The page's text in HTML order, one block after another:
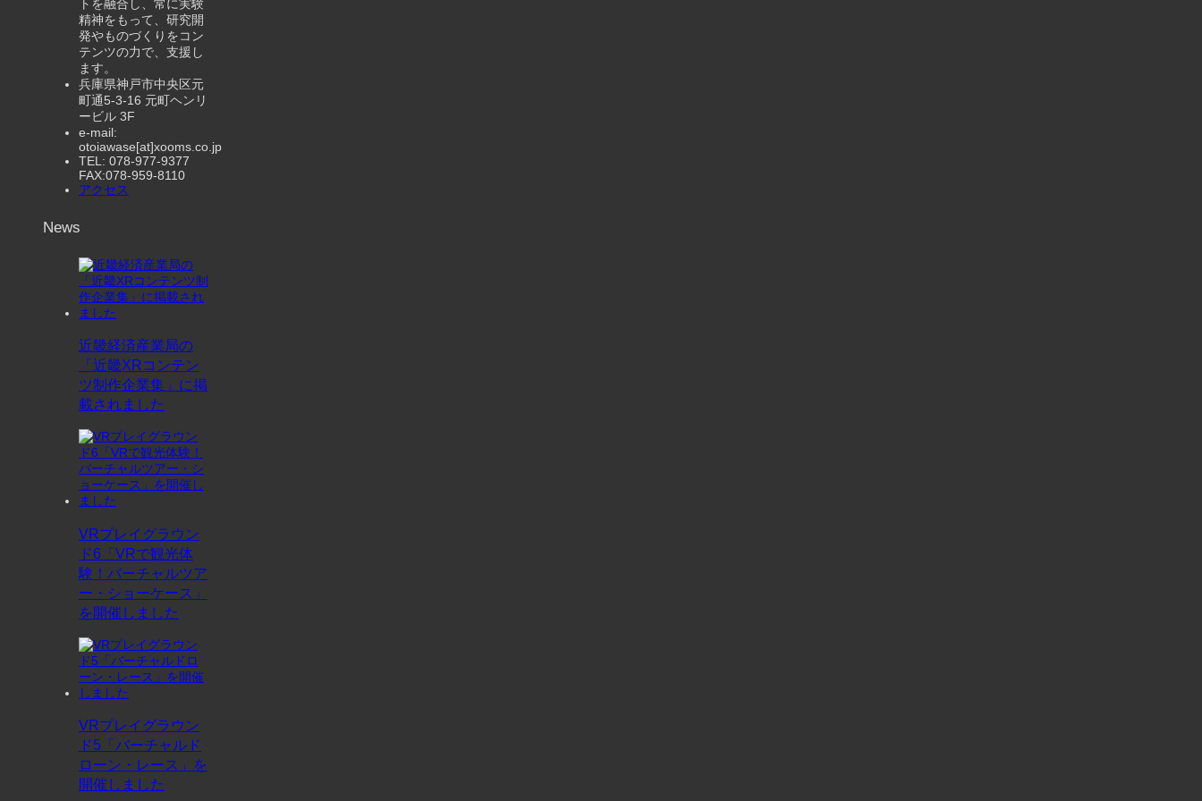
トを融合し、常に実験
精神をもって、研究開
発やものづくりをコン
テンツの力で、支援し
ます。
兵庫県神戸市中央区元
町通5-3-16 元町ヘンリ
ービル 3F
e-mail:
otoiawase[at]xooms.co.jp
TEL: 078-977-9377
FAX:078-959-8110
アクセス
News
近畿経済産業局の
「近畿XRコンテン
ツ制作企業集」に掲
載されました
VRプレイグラウン
ド6「VRで観光体
験！バーチャルツア
ー・ショーケース」
を開催しました
VRプレイグラウン
ド5「バーチャルド
ローン・レース」を
開催しました